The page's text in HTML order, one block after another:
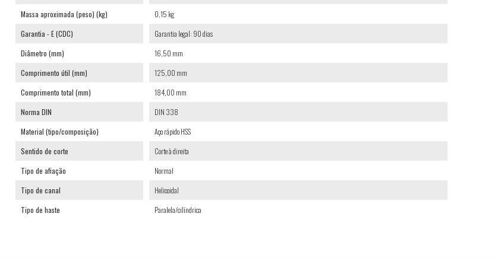
Massa aproximada (peso) (kg)
0,15 kg
Garantia - E (CDC)
Garantia legal: 90 dias
Diâmetro (mm)
16,50 mm
Comprimento útil (mm)
125,00 mm
Comprimento total (mm)
184,00 mm
Norma DIN
DIN 338
Material (tipo/composição)
Aço rápido HSS
Sentido de corte
Corte à direita
Tipo de afiação
Normal
Tipo de canal
Helicoidal
Tipo de haste
Paralela/cilíndrica